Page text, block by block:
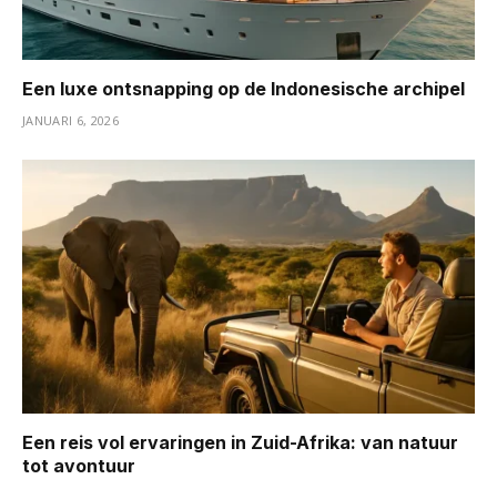
Een luxe ontsnapping op de Indonesische archipel
JANUARI 6, 2026
Een reis vol ervaringen in Zuid-Afrika: van natuur
tot avontuur